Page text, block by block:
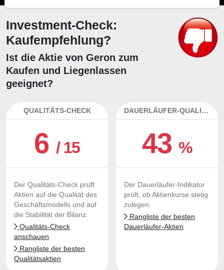
Investment-Check:
Kaufempfehlung?
Ist die Aktie von Geron zum
Kaufen und Liegenlassen
geeignet?
QUALITÄTS-CHECK
6/ 15
Der Qualitäts-Check prüft
Aktien auf die Qualität des
Geschäftsmodells und auf
die Stabilität der Bilanz.
Qualitäts-Check
anschauen
Rangliste der besten
Qualitätsaktien
DAUERLÄUFER-QUALITÄTEN
43%
Der Dauerläufer-Indikator
prüft, ob Aktienkurse stetig
zulegen.
Rangliste der besten
Dauerläufer-Aktien